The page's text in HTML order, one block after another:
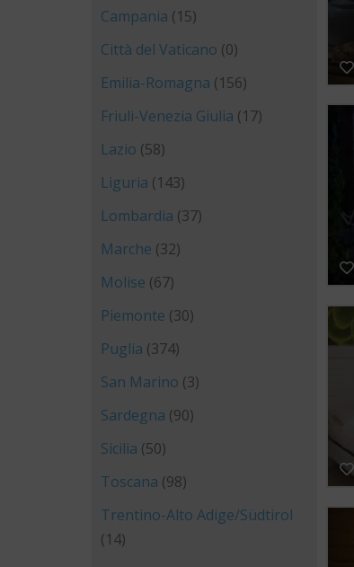
Campania (15)
Città del Vaticano (0)
Emilia-Romagna (156)
Friuli-Venezia Giulia (17)
Lazio (58)
Liguria (143)
Lombardia (37)
Marche (32)
Molise (67)
Piemonte (30)
Puglia (374)
San Marino (3)
Sardegna (90)
Sicilia (50)
Toscana (98)
Trentino-Alto Adige/Südtirol
(14)